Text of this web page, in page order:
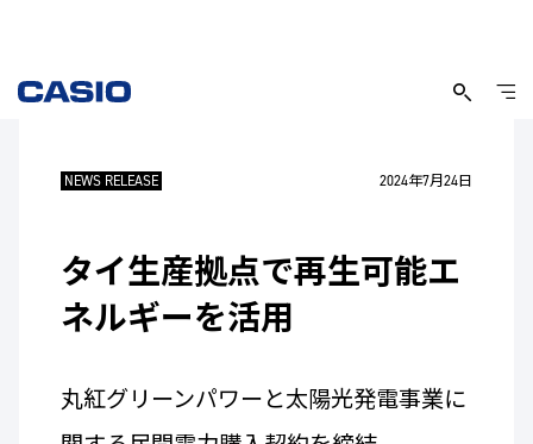
NEWS RELEASE 2024年7月24日
タイ生産拠点で再生可能エ
ネルギーを活用
丸紅グリーンパワーと太陽光発電事業に